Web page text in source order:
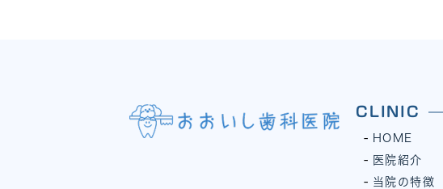
CLINIC
HOME
医院紹介
当院の特徴